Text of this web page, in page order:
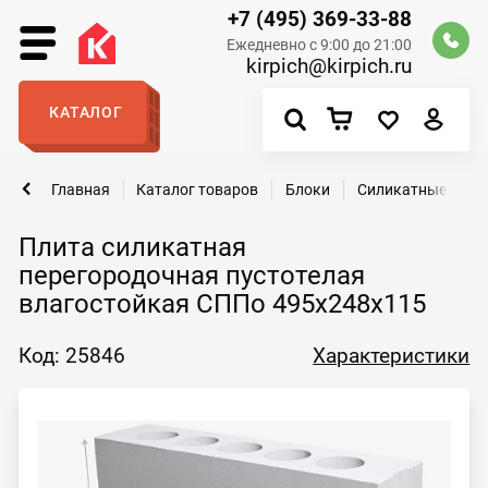
+7 (495) 369-33-88
Ежедневно с 9:00 до 21:00
kirpich@kirpich.ru
КАТАЛОГ
Плита силикатная
перегородочная пустотелая
влагостойкая СППо 495х248х115
Главная Каталог товаров Блоки Силикатные
Код: 25846 Характеристики